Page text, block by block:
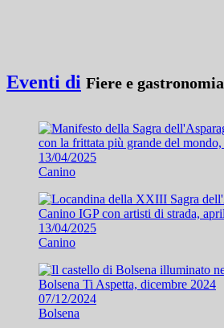
Eventi di Fiere e gastronomia
13/04/2025
Canino
13/04/2025
Canino
07/12/2024
Bolsena